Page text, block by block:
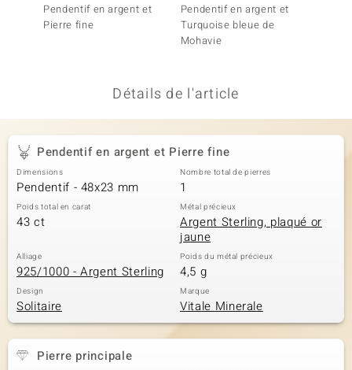
Collection
Pendentif en argent et
Pierre fine
Pendentif en argent et
Turquoise bleue de
Mohavie
Détails de l'article
Pendentif en argent et Pierre fine
Dimensions
Pendentif - 48x23 mm
Nombre total de pierres
1
Poids total en carat
43 ct
Métal précieux
Argent Sterling, plaqué or
jaune
Alliage
925/1000 - Argent Sterling
Poids du métal précieux
4,5 g
Design
Solitaire
Marque
Vitale Minerale
Pierre principale